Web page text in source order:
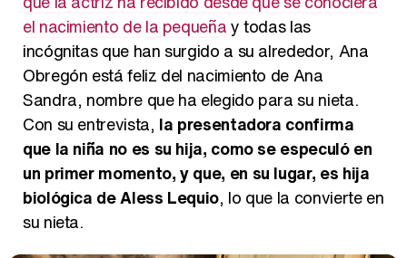
el nacimiento de la pequeñay todas las
incógnitas que han surgido a su alrededor, Ana
Obregón está feliz del nacimiento de Ana
Sandra, nombre que ha elegido para su nieta.
Con su entrevista, la presentadora confirma
que la niña no es su hija, como se especuló en
un primer momento, y que, en su lugar, es hija
biológica de Aless Lequio, lo que la convierte en
su nieta.